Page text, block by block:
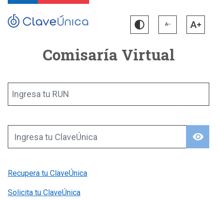
Comisaría Virtual
Ingresa tu RUN
visibility
Ingresa tu ClaveÚnica
Recupera tu ClaveÚnica
Solicita tu ClaveÚnica